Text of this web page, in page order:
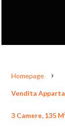
Homepage
Vendita
3 Camere, 135